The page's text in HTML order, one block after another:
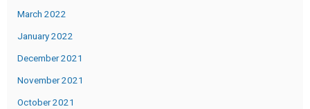
March 2022
January 2022
December 2021
November 2021
October 2021